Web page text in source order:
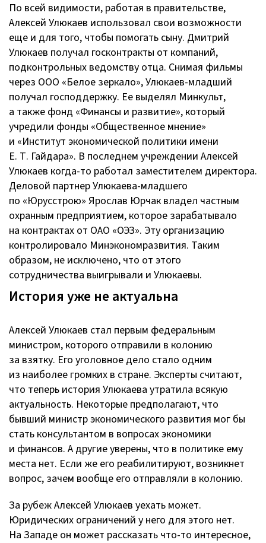
По всей видимости, работая в правительстве,
Алексей Улюкаев использовал свои возможности
еще и для того, чтобы помогать сыну. Дмитрий
Улюкаев получал госконтракты от компаний,
подконтрольных ведомству отца. Снимая фильмы
через ООО «Белое зеркало»,Улюкаев-младший
получал господдержку. Ее выделял Минкульт,
а также фонд «Финансы и развитие», который
учредили фонды «Общественное мнение»
и «Институт экономической политики имени
Е. Т. Гайдара». В последнем учреждении Алексей
Улюкаев когда-то работал заместителем директора.
Деловой партнерУлюкаева-младшего
по «Юрусстрою» Ярослав Юрчак владел частным
охранным предприятием, которое зарабатывало
на контрактах от ОАО «ОЭЗ». Эту организацию
контролировало Минэкономразвития. Таким
образом, не исключено, что от этого
сотрудничества выигрывали и Улюкаевы.
История уже не актуальна
Алексей Улюкаев стал первым федеральным
министром, которого отправили в колонию
за взятку. Его уголовное дело стало одним
из наиболее громких в стране. Эксперты считают,
что теперь история Улюкаева утратила всякую
актуальность. Некоторые предполагают, что
бывший министр экономического развития мог бы
стать консультантом в вопросах экономики
и финансов. А другие уверены, что в политике ему
места нет. Если же его реабилитируют, возникнет
вопрос, зачем вообще его отправляли в колонию.
За рубеж Алексей Улюкаев уехать может.
Юридических ограничений у него для этого нет.
На Западе он может рассказать что-то интересное,